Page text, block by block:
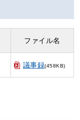
ファイル名
議事録(458KB)